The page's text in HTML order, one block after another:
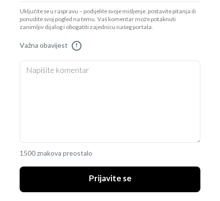
Uključite se u raspravu – podijelite svoje mišljenje, postavite pitanja ili
ponudite svoj pogled na temu. Vaš komentar može potaknuti
zanimljiv dijalog i obogatiti zajednicu našeg portala.
Važna obavijest !
1500 znakova preostalo
Prijavite se